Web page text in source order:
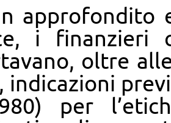
approfondito
i finanzieri
oltre
indicazioni
per